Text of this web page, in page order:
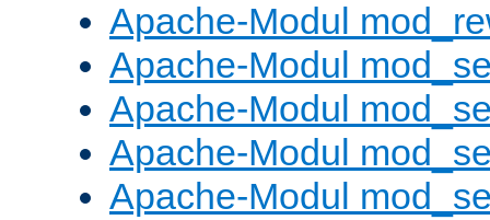
Apache-Modul
Apache-Modul
Apache-Modul
Apache-Modul
Apache-Modul